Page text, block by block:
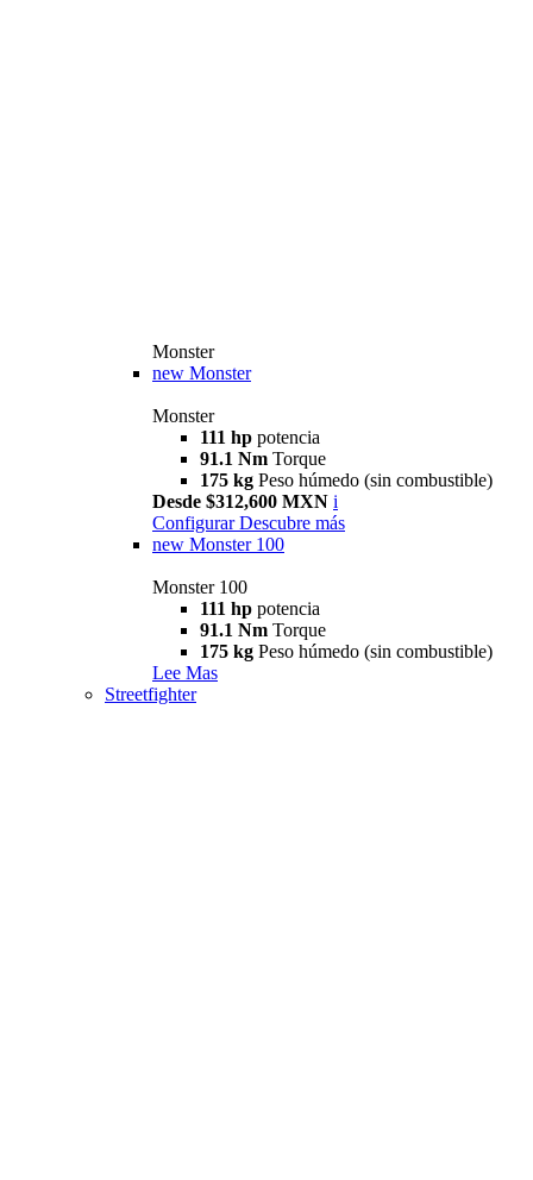
Monster
new Monster
Monster
111 hp potencia
91.1 Nm Torque
175 kg Peso húmedo (sin combustible)
Desde $312,600 MXN i
Configurar Descubre más
new Monster 100
Monster 100
111 hp potencia
91.1 Nm Torque
175 kg Peso húmedo (sin combustible)
Lee Mas
Streetfighter